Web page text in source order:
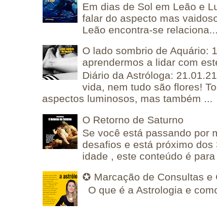
Em dias de Sol em Leão e
falar do aspecto mas
Leão encontra-se
O lado sombrio de Aquário:
aprendermos a lidar com
Diário da Astróloga:
vida, nem tudo são flores!
aspectos luminosos, mas também ...
O Retorno de Saturno
Se você está passando por
desafios e está próximo
idade , este conteúdo é
✪ Marcação de Consultas e
O que é a Astrologia e